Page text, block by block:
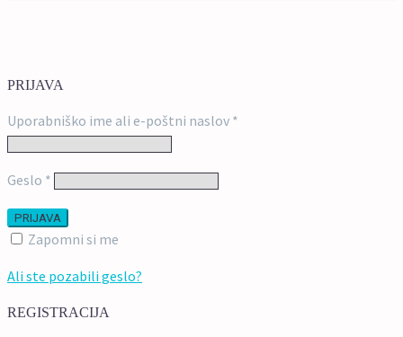
PRIJAVA
Uporabniško ime ali e-poštni naslov *
Geslo * Zahtevano
PRIJAVA
Zapomni si me
Ali ste pozabili geslo?
REGISTRACIJA